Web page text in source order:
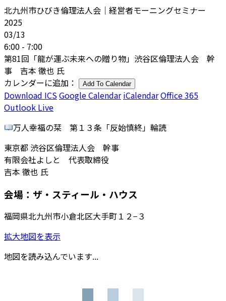
北九州市ひびき倫理法人会｜経営者モーニングセミナー
2025
03/13
6:00 - 7:00
第81回「龍が運ぶ未来への贈り物」渋谷区倫理法人会 幹
事 吉本 徹也 氏
カレンダーに追加：
Add To Calendar
Download ICSGoogle Calendar iCalendarOffice 365
Outlook Live
万人幸福の栞 第１３条「反始慎終」輪読
東京都 渋谷区倫理法人会 幹事
有限会社よしと 代表取締役
吉本 徹也 氏
会場：ザ・スティール・ハウス
福岡県北九州市小倉北区大手町１２−３
拡大地図を表示
地図を読み込んでいます...